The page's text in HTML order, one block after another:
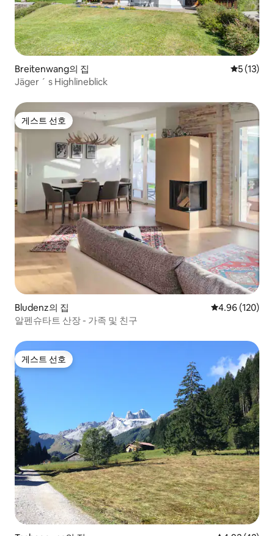
Breitenwang의 집 평점 5점
5 (13)
Jäger ´ s Highlineblick
게스트 선호
게스트 선호
Bludenz의 집 평점 4.96점(5
4.96 (120)
알펜슈타트 산장 - 가족 및 친구
게스트 선호
게스트 선호